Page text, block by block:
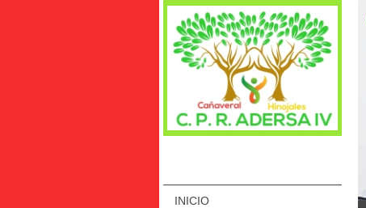
INICIO